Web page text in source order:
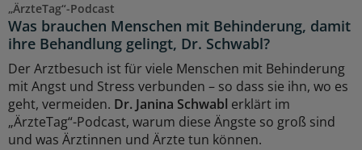
„ÄrzteTag“-Podcast
Was brauchen Menschen mit Behinderung, damit
ihre Behandlung gelingt, Dr. Schwabl?
Der Arztbesuch ist für viele Menschen mit Behinderung
mit Angst und Stress verbunden – so dass sie ihn, wo es
geht, vermeiden. Dr. Janina Schwabl erklärt im
„ÄrzteTag“-Podcast, warum diese Ängste so groß sind
und was Ärztinnen und Ärzte tun können.